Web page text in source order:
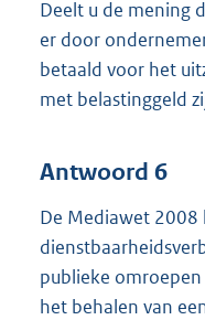
Deelt u de mening
er door
betaald voor het
met belastinggeld
Antwoord 6
De Mediawet
publieke
het behalen van